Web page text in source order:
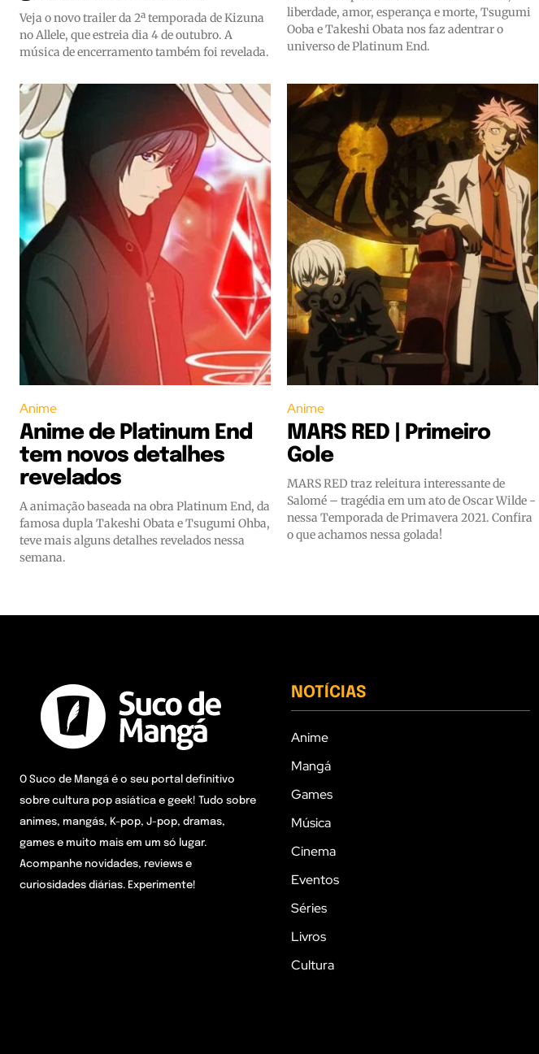
Veja o novo trailer da 2ª temporada de Kizuna
no Allele, que estreia dia 4 de outubro. A
música de encerramento também foi revelada.
liberdade, amor, esperança e morte, Tsugumi
Ooba e Takeshi Obata nos faz adentrar o
universo de Platinum End.
Anime
Anime de Platinum End
tem novos detalhes
revelados
A animação baseada na obra Platinum End, da
famosa dupla Takeshi Obata e Tsugumi Ohba,
teve mais alguns detalhes revelados nessa
semana.
Anime
MARS RED | Primeiro
Gole
MARS RED traz releitura interessante de
Salomé – tragédia em um ato de Oscar Wilde -
nessa Temporada de Primavera 2021. Confira
o que achamos nessa golada!
O Suco de Mangá é o seu portal definitivo
sobre cultura pop asiática e geek! Tudo sobre
animes, mangás, K-pop, J-pop, dramas,
games e muito mais em um só lugar.
Acompanhe novidades, reviews e
curiosidades diárias. Experimente!
NOTÍCIAS
Anime
Mangá
Games
Música
Cinema
Eventos
Séries
Livros
Cultura